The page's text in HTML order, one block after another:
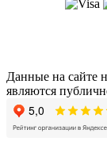
Данные на сайте
являются